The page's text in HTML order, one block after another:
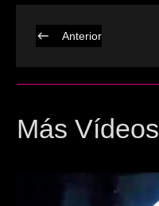
Anterior
Más Vídeos